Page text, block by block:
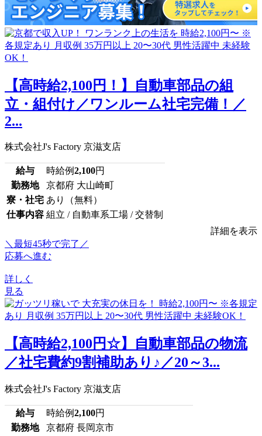
【高時給2,100円！】自動車部品の組
立・組付け／ワンルーム社宅完備！／
2...
株式会社J's Factory 京滋支店
給与 時給例2,100円
勤務地
京都府 大山崎町
寮・社宅 あり（無料）
仕事内容 組立 / 自動車系工場 / 交替制
詳細を表示
＼最短45秒で完了／
応募へ進む
詳しく
見る
【高時給2,100円☆】自動車部品の物流
／社宅費約9割補助あり♪／20～3...
株式会社J's Factory 京滋支店
給与 時給例2,100円
勤務地
京都府 長岡京市